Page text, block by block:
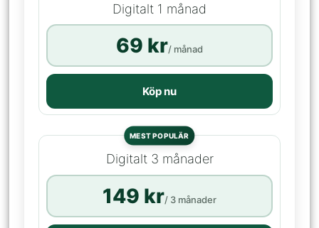
Digitalt 1 månad
69 kr/ månad
Köp nu
MEST POPULÄR
Digitalt 3 månader
149 kr/ 3 månader